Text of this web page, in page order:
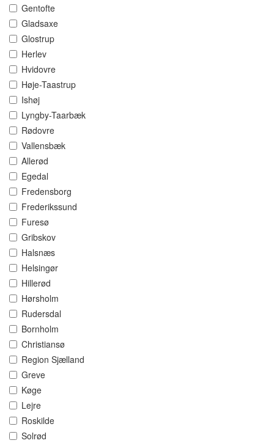
Gentofte
Gladsaxe
Glostrup
Herlev
Hvidovre
Høje-Taastrup
Ishøj
Lyngby-Taarbæk
Rødovre
Vallensbæk
Allerød
Egedal
Fredensborg
Frederikssund
Furesø
Gribskov
Halsnæs
Helsingør
Hillerød
Hørsholm
Rudersdal
Bornholm
Christiansø
Region Sjælland
Greve
Køge
Lejre
Roskilde
Solrød